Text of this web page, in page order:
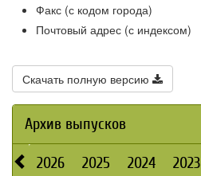
Факс (с кодом города)
Почтовый адрес (с индексом)
Скачать полную версию
Архив выпусков
2026 2025 2024 2023